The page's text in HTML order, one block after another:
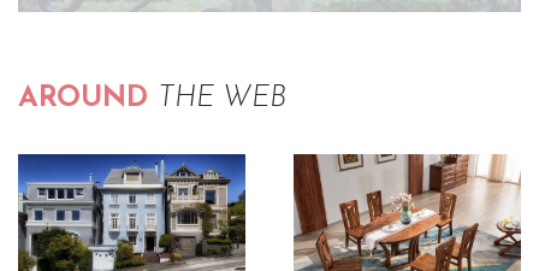
AROUND THE WEB